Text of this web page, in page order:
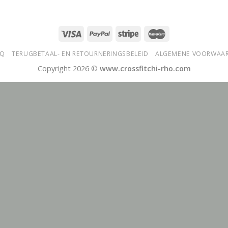
TERUGBETAAL- EN RETOURNERINGSBELEID ALGEMENE
Copyright 2026 © www.crossfitchi-rho.com